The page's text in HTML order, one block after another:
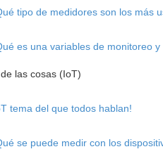
tipo de medidores son los más
es una variables de monitoreo
las cosas (IoT)
tema del que todos hablan!
se puede medir con los